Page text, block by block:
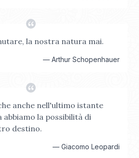
la nostra natura mai.
— Arthur Schopenhauer
anche nell'ultimo istante
abbiamo la possibilità di
destino.
— Giacomo Leopardi